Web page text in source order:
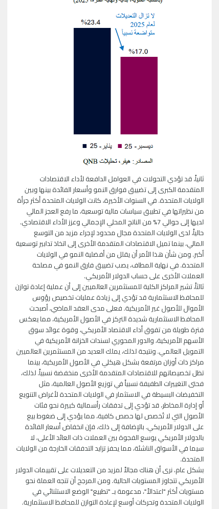
ثانياً، قد تؤدي التحولات في العوامل الدافعة لأداء الاقتصادات
المتقدمة الكبرى إلى تضييق فوارق النمو وأسعار الفائدة بينها وبين
الولايات المتحدة. في السنوات الأخيرة، كانت الولايات المتحدة أكثر جرأة
من نظيراتها في تطبيق سياسات مالية توسعية، ما رفع العجز المالي
لديها إلى حوالي 7% من الناتج المحلي الإجمالي وعزز الأداء الاقتصادي.
حالياً، لدى الولايات المتحدة مجال محدود لإجراء مزيد من التوسع
المالي، بينما تميل الاقتصادات المتقدمة الأخرى إلى اتخاذ تدابير توسعية
أكبر. ومن شأن هذا الأمر أن يقلل من أفضلية النمو في الولايات
المتحدة. في نهاية المطاف، يصب تضييق فارق النمو في مصلحة
العملات الأخرى على حساب الدولار الأمريكي.
ثالثاً، تشير المراكز الكلية للمستثمرين العالميين إلى أن عملية إعادة توازن
للمحافظ الاستثمارية قد تؤدي إلى زيادة عمليات تخصيص رؤوس
الأموال للأصول غير الأمريكية. فعلى مدى العقد الماضي، أصبحت
المحافظ الاستثمارية شديدة التركز في الأصول الأمريكية، مما يعكس
فترة طويلة من تفوق أداء الاقتصاد الأمريكي، وقوة عوائد سوق
الأسهم الأمريكية، والدور المحوري لسندات الخزانة الأمريكية في
التمويل العالمي. ونتيجة لذلك، يملك العديد من المستثمرين العالميين
مراكز ذات أوزان مرتفعة بشكل هيكلي في الأصول الأمريكية، بينما
تظل تخصيصاتهم للاقتصادات المتقدمة الأخرى منخفضة نسبياً. لذلك،
فحتى التغييرات الطفيفة نسبياً في توزيع الأصول العالمية، مثل
التخفيضات البسيطة في الاستثمار في الولايات المتحدة لأغراض التنويع
أو إدارة المخاطر، قد تؤدي إلى تدفقات رأسمالية كبيرة نحو فئات
الأصول التي لا تُخصص لها حصص كافية، مما يؤدي إلى ضغوط بيع
على الدولار الأمريكي. بالإضافة إلى ذلك، فإن انخفاض أسعار الفائدة
بالدولار الأمريكي يوسع الفجوة بين العملات ذات العائد الأعلى، لا
سيما في الأسواق الناشئة، مما يحفز تزايد التدفقات الخارجة من الولايات
المتحدة.
بشكل عام، نرى أن هناك مجالاً لمزيد من التعديلات على تقييمات الدولار
الأمريكي تتجاوز المستويات الحالية. ومن المرجح أن تتجه العملة نحو
مستويات أكثر "اعتدالاً"، مدعومة بـ "تطبيع" الوضع الاستثنائي في
الولايات المتحدة وتحركات أوسع لإعادة التوازن للمحافظ الاستثمارية.